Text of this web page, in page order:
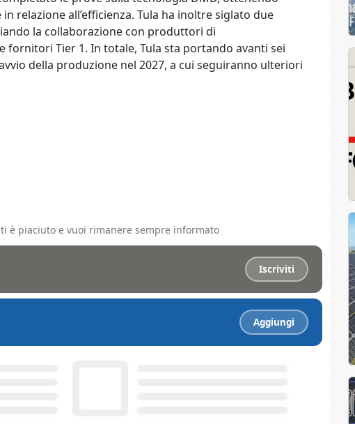
relazione all’efficienza. Tula ha inoltre siglato due
la collaborazione con produttori di
fornitori Tier 1. In totale, Tula sta portando avanti sei
della produzione nel 2027, a cui seguiranno ulteriori
è piaciuto e vuoi rimanere sempre informato
Iscriviti
Aggiungi